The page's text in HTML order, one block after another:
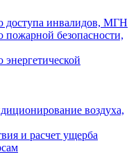
доступа инвалидов, МГН
безопасности,
воздуха,
и расчет ущерба